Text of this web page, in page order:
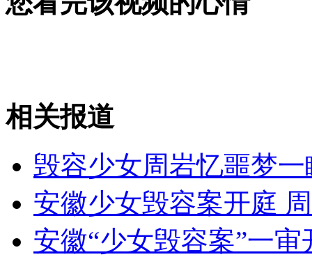
山西运城恶犬咬伤多人 警民合力深夜将其击毙
相关报道
毁容少女周岩忆噩梦
安徽少女毁容案开庭
安徽“少女毁容案”一